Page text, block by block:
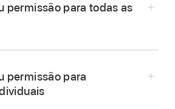
permissão para todas as
permissão para